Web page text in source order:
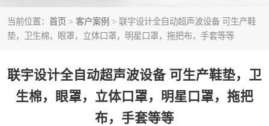
当前位置： 首页 > 客户案例 > 联宇设计全自动超声波设备 可生产鞋
垫，卫生棉，眼罩，立体口罩，明星口罩，拖把布，手套等等
联宇设计全自动超声波设备 可生产鞋垫，卫
生棉，眼罩，立体口罩，明星口罩，拖把
布，手套等等
3040凹凸压花机 双头服装凹凸压花机
高频压花压标机 自动超声波打片成型机
海绵产品成型机